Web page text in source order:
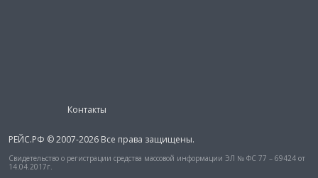
Контакты
РЕЙС.РФ © 2007-2026 Все права защищены.
Свидетельство о регистрации средства массовой информации ЭЛ № ФС 77 – 69424 от
14.04.2017г.